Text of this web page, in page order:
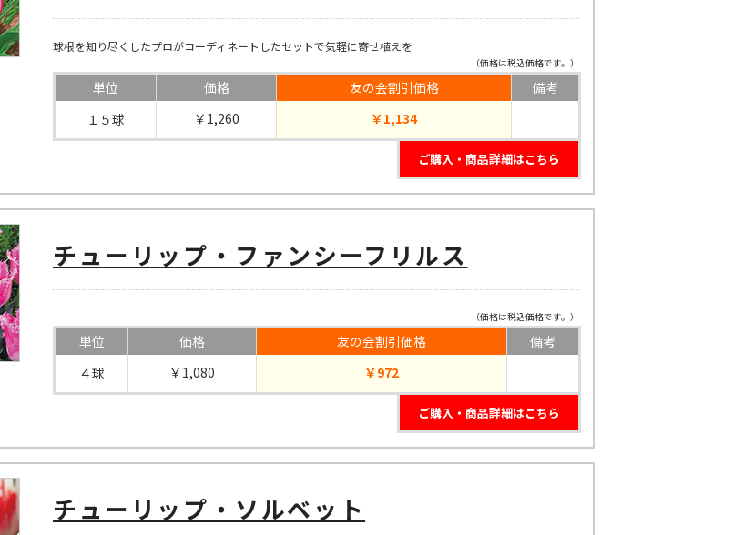
球根を知り尽くしたプロがコーディネートしたセットで気軽に寄せ植えを
（価格は税込価格です。）
単位 価格 友の会割引価格
備考
１５球
￥1,260 ￥1,134
ご購入・商品詳細はこちら
チューリップ・ファンシーフリルス
（価格は税込価格です。）
単位 価格 友の会割引価格
備考
４球
￥1,080 ￥972
ご購入・商品詳細はこちら
チューリップ・ソルベット